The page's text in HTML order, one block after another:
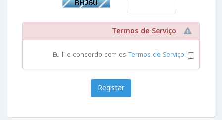
Eu li e concordo com os Termos de Serviço